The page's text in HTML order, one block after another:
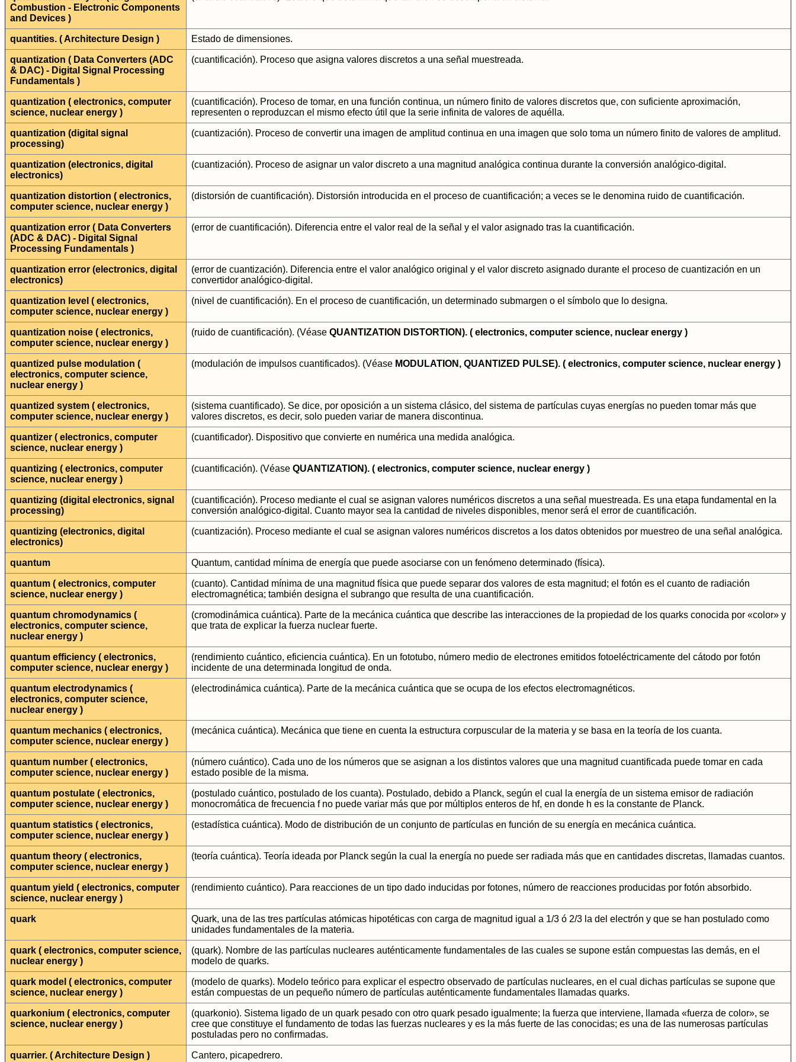
Combustion - Electronic Components
and Devices )
quantities. ( Architecture Design ) Estado de dimensiones.
quantization ( Data Converters (ADC
& DAC) - Digital Signal Processing
Fundamentals )
(cuantificación). Proceso que asigna valores discretos a una señal muestreada.
quantization ( electronics, computer
science, nuclear energy )
(cuantificación). Proceso de tomar, en una función continua, un número finito de valores discretos que, con suficiente aproximación,
representen o reproduzcan el mismo efecto útil que la serie infinita de valores de aquélla.
quantization (digital signal
processing)
(cuantización). Proceso de convertir una imagen de amplitud continua en una imagen que solo toma un número finito de valores de amplitud.
quantization (electronics, digital
electronics)
(cuantización). Proceso de asignar un valor discreto a una magnitud analógica continua durante la conversión analógico-digital.
quantization distortion ( electronics,
computer science, nuclear energy )
(distorsión de cuantificación). Distorsión introducida en el proceso de cuantificación; a veces se le denomina ruido de cuantificación.
quantization error ( Data Converters
(ADC & DAC) - Digital Signal
Processing Fundamentals )
(error de cuantificación). Diferencia entre el valor real de la señal y el valor asignado tras la cuantificación.
quantization error (electronics, digital
electronics)
(error de cuantización). Diferencia entre el valor analógico original y el valor discreto asignado durante el proceso de cuantización en un
convertidor analógico-digital.
quantization level ( electronics,
computer science, nuclear energy )
(nivel de cuantificación). En el proceso de cuantificación, un determinado submargen o el símbolo que lo designa.
quantization noise ( electronics,
computer science, nuclear energy )
(ruido de cuantificación). (Véase QUANTIZATION DISTORTION). ( electronics, computer science, nuclear energy )
quantized pulse modulation (
electronics, computer science,
nuclear energy )
(modulación de impulsos cuantificados). (Véase MODULATION, QUANTIZED PULSE). ( electronics, computer science, nuclear energy )
quantized system ( electronics,
computer science, nuclear energy )
(sistema cuantificado). Se dice, por oposición a un sistema clásico, del sistema de partículas cuyas energías no pueden tomar más que
valores discretos, es decir, solo pueden variar de manera discontinua.
quantizer ( electronics, computer
science, nuclear energy )
(cuantificador). Dispositivo que convierte en numérica una medida analógica.
quantizing ( electronics, computer
science, nuclear energy )
(cuantificación). (Véase QUANTIZATION). ( electronics, computer science, nuclear energy )
quantizing (digital electronics, signal
processing)
(cuantificación). Proceso mediante el cual se asignan valores numéricos discretos a una señal muestreada. Es una etapa fundamental en la
conversión analógico-digital. Cuanto mayor sea la cantidad de niveles disponibles, menor será el error de cuantificación.
quantizing (electronics, digital
electronics)
(cuantización). Proceso mediante el cual se asignan valores numéricos discretos a los datos obtenidos por muestreo de una señal analógica.
quantum Quantum, cantidad mínima de energía que puede asociarse con un fenómeno determinado (física).
quantum ( electronics, computer
science, nuclear energy )
(cuanto). Cantidad mínima de una magnitud física que puede separar dos valores de esta magnitud; el fotón es el cuanto de radiación
electromagnética; también designa el subrango que resulta de una cuantificación.
quantum chromodynamics (
electronics, computer science,
nuclear energy )
(cromodinámica cuántica). Parte de la mecánica cuántica que describe las interacciones de la propiedad de los quarks conocida por «color» y
que trata de explicar la fuerza nuclear fuerte.
quantum efficiency ( electronics,
computer science, nuclear energy )
(rendimiento cuántico, eficiencia cuántica). En un fototubo, número medio de electrones emitidos fotoeléctricamente del cátodo por fotón
incidente de una determinada longitud de onda.
quantum electrodynamics (
electronics, computer science,
nuclear energy )
(electrodinámica cuántica). Parte de la mecánica cuántica que se ocupa de los efectos electromagnéticos.
quantum mechanics ( electronics,
computer science, nuclear energy )
(mecánica cuántica). Mecánica que tiene en cuenta la estructura corpuscular de la materia y se basa en la teoría de los cuanta.
quantum number ( electronics,
computer science, nuclear energy )
(número cuántico). Cada uno de los números que se asignan a los distintos valores que una magnitud cuantificada puede tomar en cada
estado posible de la misma.
quantum postulate ( electronics,
computer science, nuclear energy )
(postulado cuántico, postulado de los cuanta). Postulado, debido a Planck, según el cual la energía de un sistema emisor de radiación
monocromática de frecuencia f no puede variar más que por múltiplos enteros de hf, en donde h es la constante de Planck.
quantum statistics ( electronics,
computer science, nuclear energy )
(estadística cuántica). Modo de distribución de un conjunto de partículas en función de su energía en mecánica cuántica.
quantum theory ( electronics,
computer science, nuclear energy )
(teoría cuántica). Teoría ideada por Planck según la cual la energía no puede ser radiada más que en cantidades discretas, llamadas cuantos.
quantum yield ( electronics, computer
science, nuclear energy )
(rendimiento cuántico). Para reacciones de un tipo dado inducidas por fotones, número de reacciones producidas por fotón absorbido.
quark
Quark, una de las tres partículas atómicas hipotéticas con carga de magnitud igual a 1/3 ó 2/3 la del electrón y que se han postulado como
unidades fundamentales de la materia.
quark ( electronics, computer science,
nuclear energy )
(quark). Nombre de las partículas nucleares auténticamente fundamentales de las cuales se supone están compuestas las demás, en el
modelo de quarks.
quark model ( electronics, computer
science, nuclear energy )
(modelo de quarks). Modelo teórico para explicar el espectro observado de partículas nucleares, en el cual dichas partículas se supone que
están compuestas de un pequeño número de partículas auténticamente fundamentales llamadas quarks.
quarkonium ( electronics, computer
science, nuclear energy )
(quarkonio). Sistema ligado de un quark pesado con otro quark pesado igualmente; la fuerza que interviene, llamada «fuerza de color», se
cree que constituye el fundamento de todas las fuerzas nucleares y es la más fuerte de las conocidas; es una de las numerosas partículas
postuladas pero no confirmadas.
quarrier. ( Architecture Design ) Cantero, picapedrero.